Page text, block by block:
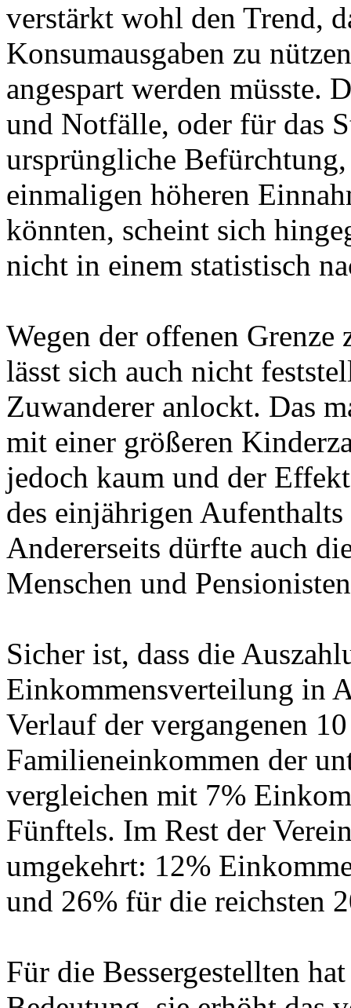
verstärkt wohl den Trend,
Konsumausgaben zu
angespart werden müsste.
und Notfälle, oder für das
ursprüngliche
einmaligen höheren
könnten, scheint sich
nicht in einem statistisch
Wegen der offenen Grenze
lässt sich auch nicht
Zuwanderer anlockt. Das
mit einer größeren
jedoch kaum und der
des einjährigen
Andererseits dürfte auch
Menschen und
Sicher ist, dass die
Einkommensverteilung in
Verlauf der vergangenen
Familieneinkommen der
vergleichen mit 7%
Fünftels. Im Rest der
umgekehrt: 12%
und 26% für die reichsten
Für die Bessergestellten